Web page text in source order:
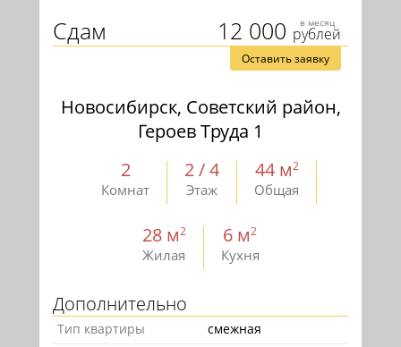
12 000 в месяц
рублей
Сдам
Оставить заявку
Новосибирск, Советский район,
Героев Труда 1
2
Комнат
2 / 4
Этаж
44 м2
Общая
28 м2
Жилая
6 м2
Кухня
Дополнительно
Тип квартиры
смежная